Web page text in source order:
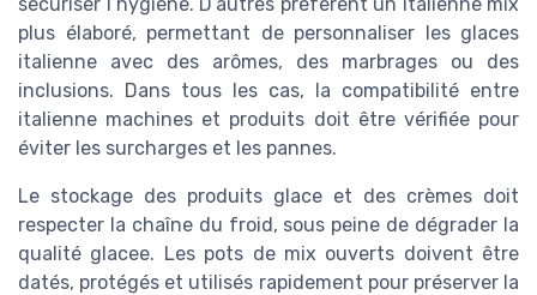
plus élaboré, permettant de personnaliser les glaces
italienne avec des arômes, des marbrages ou des
inclusions. Dans tous les cas, la compatibilité entre
italienne machines et produits doit être vérifiée pour
éviter les surcharges et les pannes.
Le stockage des produits glace et des crèmes doit
respecter la chaîne du froid, sous peine de dégrader la
qualité glacee. Les pots de mix ouverts doivent être
datés, protégés et utilisés rapidement pour préserver la